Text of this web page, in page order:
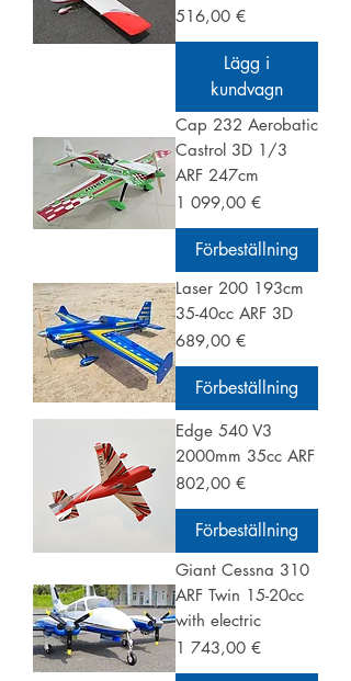
Pris
516,00 €
Lägg i
kundvagn
Cap 232 Aerobatic
Castrol 3D 1/3
ARF 247cm
Pris
1 099,00 €
Förbeställning
Laser 200 193cm
35-40cc ARF 3D
Pris
689,00 €
Förbeställning
Edge 540 V3
2000mm 35cc ARF
Pris
802,00 €
Förbeställning
Giant Cessna 310
ARF Twin 15-20cc
with electric
Pris
1 743,00 €